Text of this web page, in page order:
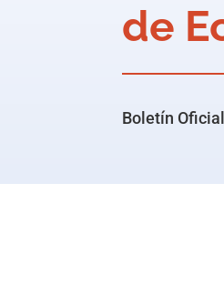
de
Boletín